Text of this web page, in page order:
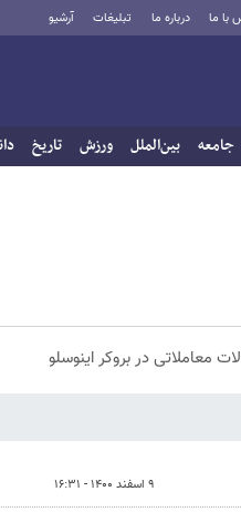
با ما درباره ما تبلیغات آرشیو
جامعه بین‌الملل ورزش تاریخ
۹ اسفند ۱۴۰۰ - ۱۶:۳۱